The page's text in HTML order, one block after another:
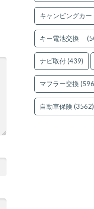
キャンピングカー
キー電池交換
ナビ取付(439)
マフラー交換
自動車保険(3562)